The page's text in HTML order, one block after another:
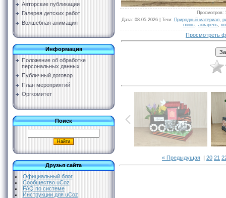
Авторские публикации
Галерея детских работ
Волшебная анимация
Информация
Положение об обработке
персональных данных
Публичный договор
План мероприятий
Оргкомитет
Поиск
Друзья сайта
Официальный блог
Сообщество uCoz
FAQ по системе
Инструкции для uCoz
Просмотров:
Дата: 08.05.2026 | Теги: Природный материал,
глины, акварель,
Просмотреть
« Предыдущая | 20 21